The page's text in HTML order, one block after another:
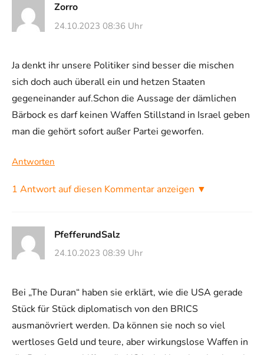
Zorro
24.10.2023 08:36 Uhr
Ja denkt ihr unsere Politiker sind besser die mischen
sich doch auch überall ein und hetzen Staaten
gegeneinander auf.Schon die Aussage der dämlichen
Bärbock es darf keinen Waffen Stillstand in Israel geben
man die gehört sofort außer Partei geworfen.
Antworten
1 Antwort auf diesen Kommentar anzeigen ▼
PfefferundSalz
24.10.2023 08:39 Uhr
Bei „The Duran“ haben sie erklärt, wie die USA gerade
Stück für Stück diplomatisch von den BRICS
ausmanövriert werden. Da können sie noch so viel
wertloses Geld und teure, aber wirkungslose Waffen in